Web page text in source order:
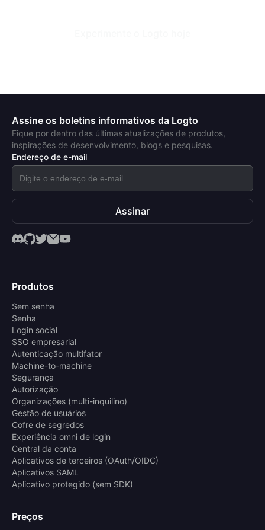
Assine os boletins informativos da Logto
Fique por dentro das últimas atualizações de produtos,
inspirações de desenvolvimento, blogs e pesquisas.
Endereço de e-mail
Assinar
Produtos
Sem senha
Senha
Login social
SSO empresarial
Autenticação multifator
Machine-to-machine
Segurança
Autorização
Organizações (multi-inquilino)
Gestão de usuários
Cofre de segredos
Experiência omni de login
Central da conta
Aplicativos de terceiros (OAuth/OIDC)
Aplicativos SAML
Aplicativo protegido (sem SDK)
Preços